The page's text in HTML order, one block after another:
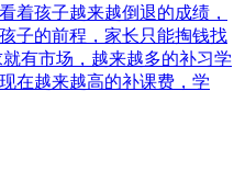
着孩子越来越倒退的成绩，
子的前程，家长只能掏钱找
有市场，越来越多的补习学
在越来越高的补课费，学